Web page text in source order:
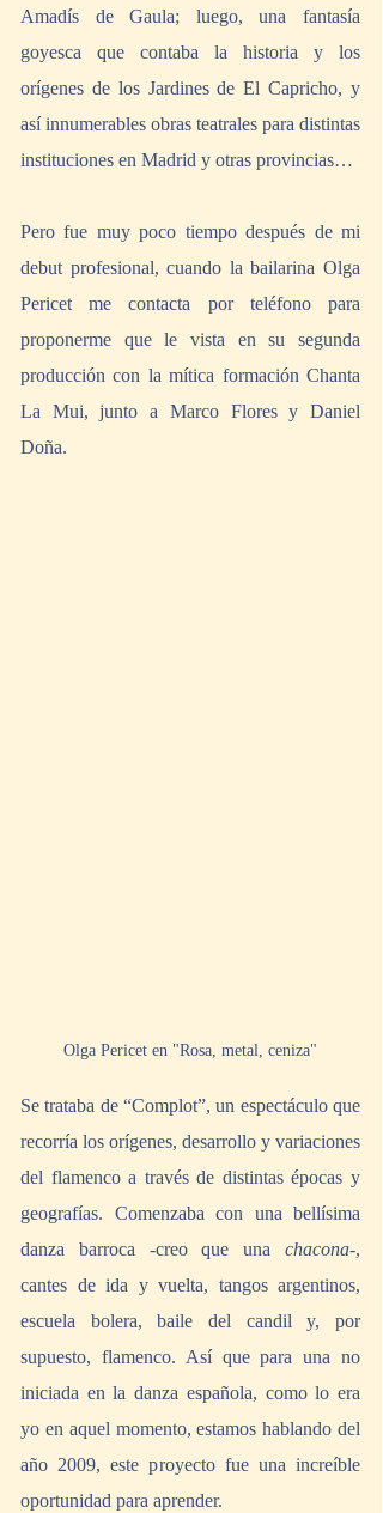
Amadís de Gaula; luego, una fantasía
goyesca que contaba la historia y los
orígenes de los Jardines de El Capricho, y
así innumerables obras teatrales para distintas
instituciones en Madrid y otras provincias…
Pero fue muy poco tiempo después de mi
debut profesional, cuando la bailarina Olga
Pericet me contacta por teléfono para
proponerme que le vista en su segunda
producción con la mítica formación Chanta
La Mui, junto a Marco Flores y Daniel
Doña.
Olga Pericet en "Rosa, metal, ceniza"
Se trataba de “Complot”, un espectáculo que
recorría los orígenes, desarrollo y variaciones
del flamenco a través de distintas épocas y
geografías. Comenzaba con una bellísima
danza barroca -creo que una chacona-,
cantes de ida y vuelta, tangos argentinos,
escuela bolera, baile del candil y, por
supuesto, flamenco. Así que para una no
iniciada en la danza española, como lo era
yo en aquel momento, estamos hablando del
año 2009, este proyecto fue una increíble
oportunidad para aprender.